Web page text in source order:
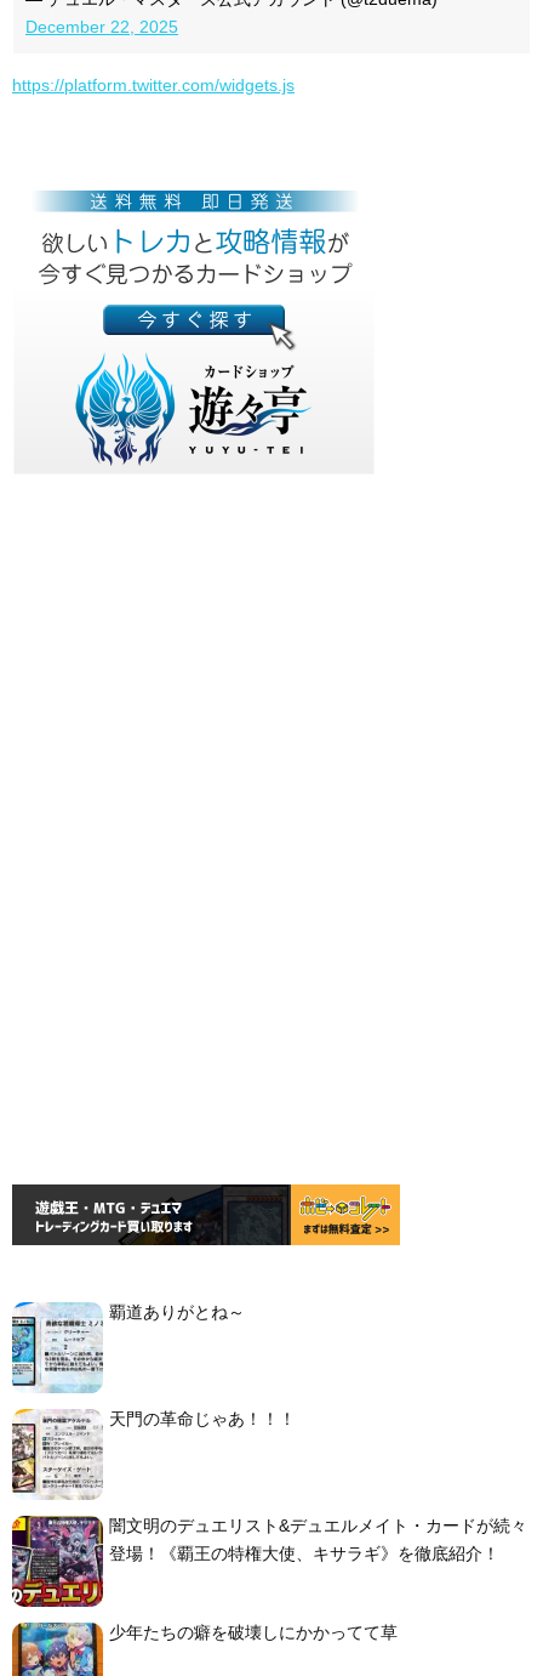
December 22, 2025
https://platform.twitter.com/widgets.js
覇道ありがとね～
天門の革命じゃあ！！！
闇文明のデュエリスト&デュエルメイト・カードが続々
登場！《覇王の特権大使、キサラギ》を徹底紹介！
少年たちの癖を破壊しにかかってて草